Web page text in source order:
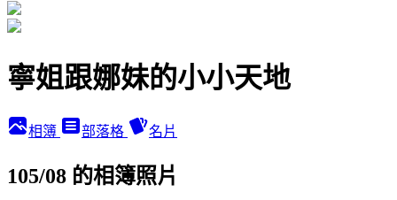
寧姐跟娜妹的小小天地
相簿 部落格 名片
105/08 的相簿照片